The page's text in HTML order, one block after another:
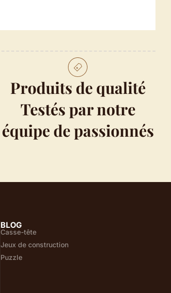
Produits de qualité
Testés par notre
équipe de passionnés
BLOG
Casse-tête
Jeux de construction
Puzzle